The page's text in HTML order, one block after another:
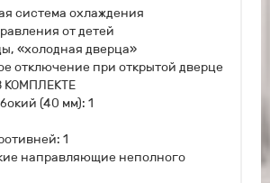
система охлаждения
от детей
«холодная дверца»
отключение при открытой дверце
КОМПЛЕКТЕ
(40 мм): 1
1
направляющие неполного